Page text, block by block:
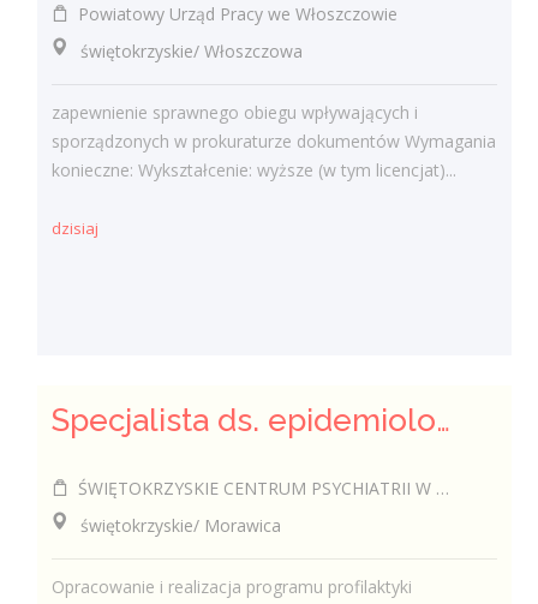
Powiatowy Urząd Pracy we Włoszczowie
świętokrzyskie/ Włoszczowa
zapewnienie sprawnego obiegu wpływających i
sporządzonych w prokuraturze dokumentów Wymagania
konieczne: Wykształcenie: wyższe (w tym licencjat)...
dzisiaj
Specjalista ds. epidemiologii (k/m)
ŚWIĘTOKRZYSKIE CENTRUM PSYCHIATRII W MORAWICY
świętokrzyskie/ Morawica
Opracowanie i realizacja programu profilaktyki